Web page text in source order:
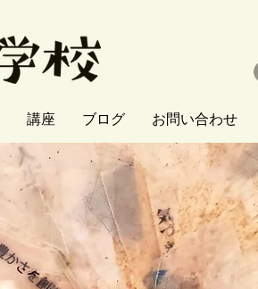
講座 ブログ お問い合わせ